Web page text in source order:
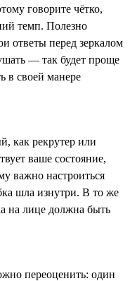
говорите чётко,
темп. Полезно
ответы перед зеркалом
— так будет проще
в своей манере
как рекрутер или
ваше состояние,
важно настроиться
шла изнутри. В то же
на лице должна быть
переоценить: один